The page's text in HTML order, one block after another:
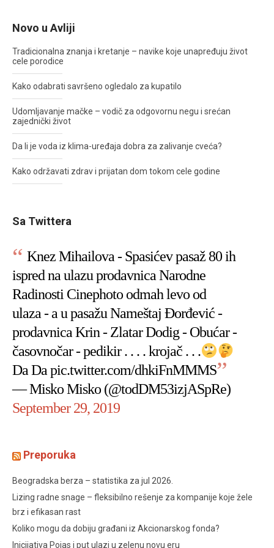
Novo u Avliji
Tradicionalna znanja i kretanje – navike koje unapređuju život
cele porodice
Kako odabrati savršeno ogledalo za kupatilo
Udomljavanje mačke – vodič za odgovornu negu i srećan
zajednički život
Da li je voda iz klima-uređaja dobra za zalivanje cveća?
Kako održavati zdrav i prijatan dom tokom cele godine
Sa Twittera
Knez Mihailova - Spasićev pasaž 80 ih
ispred na ulazu prodavnica Narodne
Radinosti Cinephoto odmah levo od
ulaza - a u pasažu Nameštaj Đorđević -
prodavnica Krin - Zlatar Dodig - Obućar -
časovnočar - pedikir . . . . krojač . . .
Da Dapic.twitter.com/dhkiFnMMMS
— Misko Misko (@todDM53izjASpRe)
September 29, 2019
Preporuka
Beogradska berza – statistika za jul 2026.
Lizing radne snage – fleksibilno rešenje za kompanije koje žele
brz i efikasan rast
Koliko mogu da dobiju građani iz Akcionarskog fonda?
Inicijativa Pojas i put ulazi u zelenu novu eru